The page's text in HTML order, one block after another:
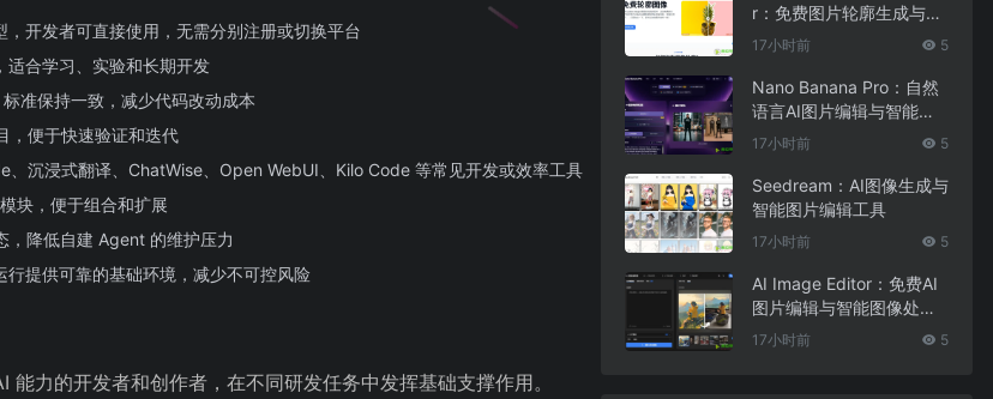
开发者可直接使用，无需分别注册或切换平台
合学习、实验和长期开发
准保持一致，减少代码改动成本
便于快速验证和迭代
沉浸式翻译、ChatWise、Open WebUI、Kilo Code 等常见开发或效率工具
块，便于组合和扩展
降低自建 Agent 的维护压力
提供可靠的基础环境，减少不可控风险
力的开发者和创作者，在不同研发任务中发挥基础支撑作用。
r：免费图片轮廓生成与在
线图像编辑工具
17小时前 5
Nano Banana Pro：自然
语言AI图片编辑与智能图
像处理工具
17小时前 5
Seedream：AI图像生成与
智能图片编辑工具
17小时前 5
AI Image Editor：免费AI
图片编辑与智能图像处理
工具
17小时前 5